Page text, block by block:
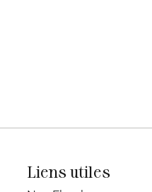
Liens utiles